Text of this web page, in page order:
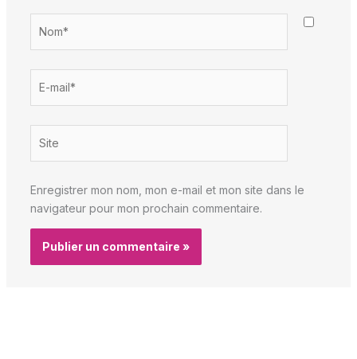
mail*
Enregistrer mon nom, mon e-mail et mon site dans le
navigateur pour mon prochain commentaire.